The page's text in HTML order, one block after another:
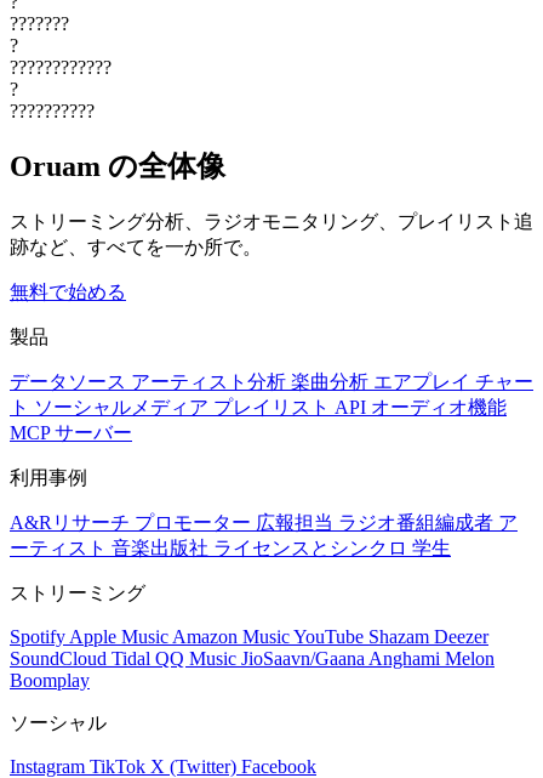
???????
?
????????????
?
??????????
Oruam の全体像
ストリーミング分析、ラジオモニタリング、プレイリスト追
跡など、すべてを一か所で。
無料で始める
製品
データソース アーティスト分析 楽曲分析 エアプレイ チャー
ト ソーシャルメディア プレイリスト API オーディオ機能
MCP サーバー
利用事例
A&Rリサーチ プロモーター 広報担当 ラジオ番組編成者 ア
ーティスト 音楽出版社 ライセンスとシンクロ 学生
ストリーミング
Spotify Apple Music Amazon MusicYouTube Shazam Deezer
SoundCloud Tidal QQ Music JioSaavn/Gaana Anghami Melon
Boomplay
ソーシャル
Instagram TikTok X (Twitter) Facebook